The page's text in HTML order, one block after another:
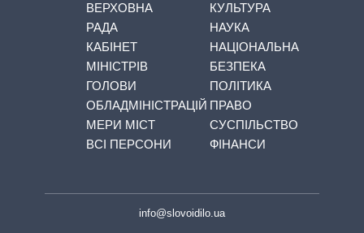
ВЕРХОВНА
РАДА
КАБІНЕТ
МІНІСТРІВ
ГОЛОВИ
ОБЛАДМІНІСТРАЦІЙ
МЕРИ МІСТ
ВСІ ПЕРСОНИ
КУЛЬТУРА
НАУКА
НАЦІОНАЛЬНА
БЕЗПЕКА
ПОЛІТИКА
ПРАВО
СУСПІЛЬСТВО
ФІНАНСИ
info@slovoidilo.ua